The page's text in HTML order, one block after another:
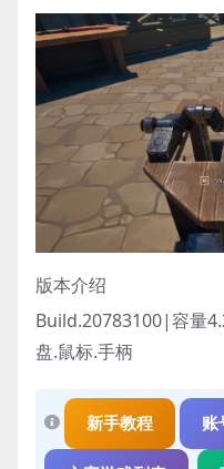
版本介绍
Build.20783100|容量
盘.鼠标.手柄
新手教程 账